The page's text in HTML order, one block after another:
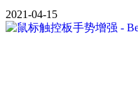
2021-04-15